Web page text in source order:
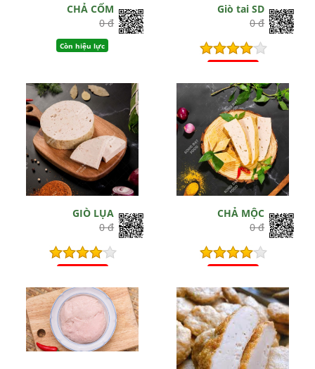
CHẢ CỐM
0 đ
Còn hiệu lực
Giò tai SD
0 đ
GIÒ LỤA
0 đ
CHẢ MỘC
0 đ